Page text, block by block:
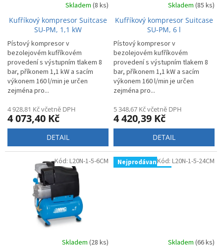
u
t
ů
Skladem (8 ks)
Kufříkový kompresor Suitcase
SU-PM, 1,1 kW
Pístový kompresor v
bezolejovém kufříkovém
provedení s výstupním tlakem 8
bar, příkonem 1,1 kW a sacím
výkonem 160 l/min je určen
zejména pro...
4 928,81 Kč včetně DPH
4 073,40 Kč
DETAIL
Skladem (85 ks)
Kufříkový kompresor Suitcase
SU-PM, 6 l
Pístový kompresor v
bezolejovém kufříkovém
provedení s výstupním tlakem 8
bar, příkonem 1,1 kW a sacím
výkonem 160 l/min je určen
zejména pro...
5 348,67 Kč včetně DPH
4 420,39 Kč
DETAIL
Skladem (28 ks)
Kód: L20N-1-5-6CM Nejprodávanější
Skladem (66 ks)
Kód: L20N-1-5-24CM